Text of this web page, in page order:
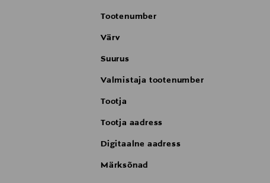
Tootenumber
Värv
Suurus
Valmistaja tootenumber
Tootja
Tootja aadress
Digitaalne aadress
Märksõnad